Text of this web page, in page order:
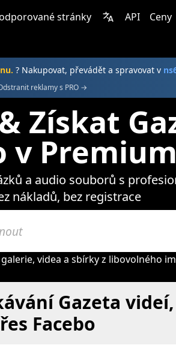
stránky API Ceny
? Nakupovat, převádět a spravovat v
reklamy s PRO →
Získat
v
a audio souborů s
nákladů, bez registrace
videa a sbírky z libovolného
Gazeta
Facebo